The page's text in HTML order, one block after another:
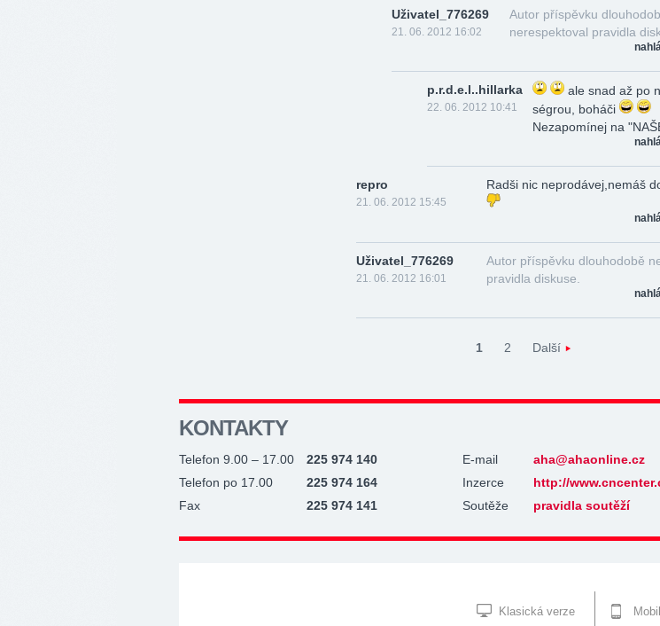
Uživatel_776269
21. 06. 2012 16:02
Autor příspěvku
nerespektoval pravidla
p.r.d.e.l..hillarka
22. 06. 2012 10:41
ale snad až po
ségrou, boháči
Nezapomínej na
repro
21. 06. 2012 15:45
Radši nic neprodávej,nemáš
Uživatel_776269
21. 06. 2012 16:01
Autor příspěvku dlouhodobě
pravidla diskuse.
1 2 Další
KONTAKTY
Telefon 9.00 – 17.00
225 974 140
Telefon po 17.00
225 974 164
Fax
225 974 141
E-mail
aha@ahaonline.cz
Inzerce
http://
Soutěže
pravidla soutěží
Klasická verze